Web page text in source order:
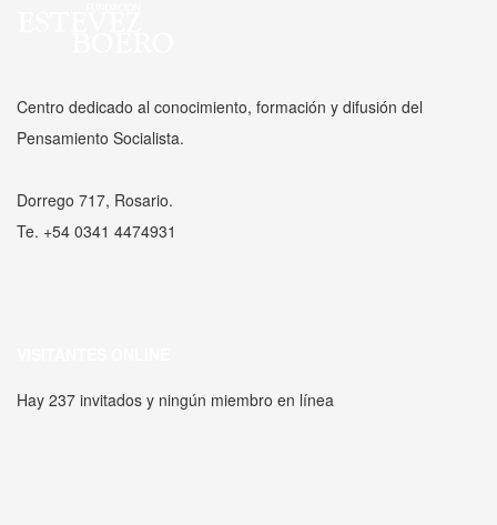
Centro dedicado al conocimiento, formación y difusión del
Pensamiento Socialista.
Dorrego 717, Rosario.
Te. +54 0341 4474931
Hay 237 invitados y ningún miembro en línea